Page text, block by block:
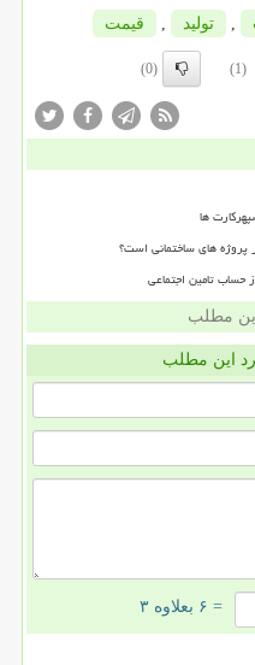
, تولید , قیمت
(1)
(0)
ها
های ساختمانی است؟
تامین اجتماعی
مطلب
این مطلب
= ۶ بعلاوه ۳